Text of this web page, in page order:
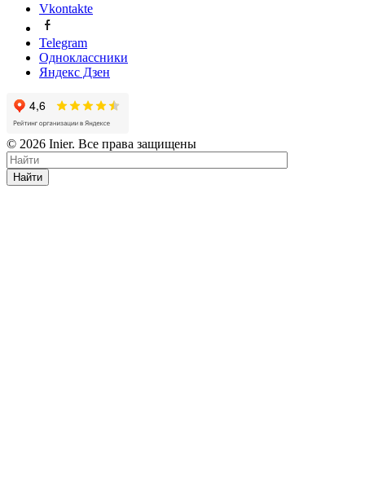
Vkontakte
Telegram
Одноклассники
Яндекс Дзен
© 2026 Inier. Все права защищены
Найти